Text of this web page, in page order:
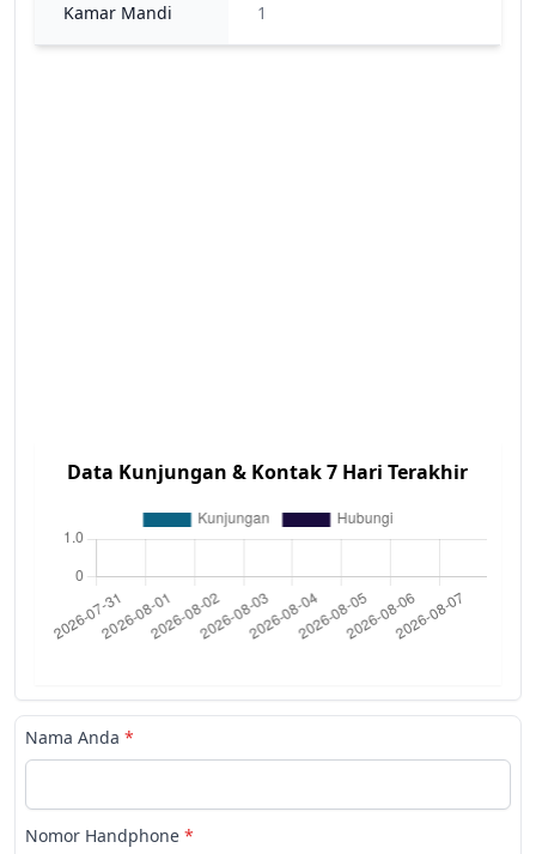
Kamar Mandi 1
Data Kunjungan & Kontak 7 Hari Terakhir
Nama Anda *
Nomor Handphone *